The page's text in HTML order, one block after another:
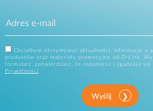
Chciałbym otrzymywać aktualności, informacje o
produktów oraz materiały promocyjne od D-Link.
formularz, potwierdzasz, że rozumiesz i zgadzasz się
Prywatności.
Wyślij